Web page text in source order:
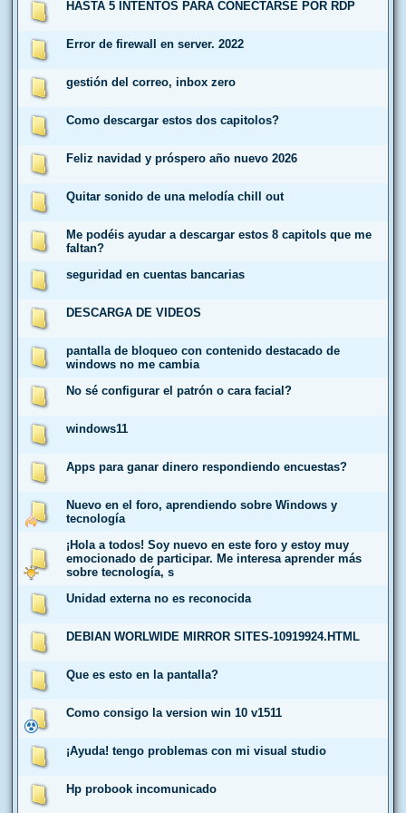
HASTA 5 INTENTOS PARA CONECTARSE POR RDP
Error de firewall en server. 2022
gestión del correo, inbox zero
Como descargar estos dos capitolos?
Feliz navidad y próspero año nuevo 2026
Quitar sonido de una melodía chill out
Me podéis ayudar a descargar estos 8 capitols que me
faltan?
seguridad en cuentas bancarias
DESCARGA DE VIDEOS
pantalla de bloqueo con contenido destacado de
windows no me cambia
No sé configurar el patrón o cara facial?
windows11
Apps para ganar dinero respondiendo encuestas?
Nuevo en el foro, aprendiendo sobre Windows y
tecnología
¡Hola a todos! Soy nuevo en este foro y estoy muy
emocionado de participar. Me interesa aprender más
sobre tecnología, s
Unidad externa no es reconocida
DEBIAN WORLWIDE MIRROR SITES-10919924.HTML
Que es esto en la pantalla?
Como consigo la version win 10 v1511
¡Ayuda! tengo problemas con mi visual studio
Hp probook incomunicado